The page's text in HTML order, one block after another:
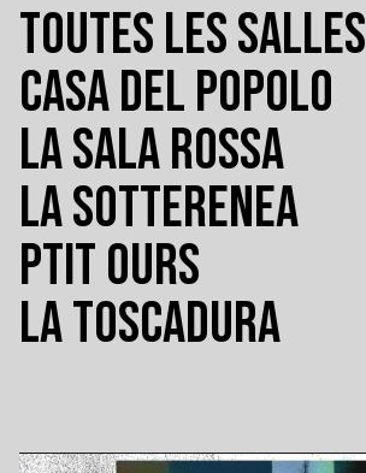
TOUTES LES SALLES
CASA DEL POPOLO
LA SALA ROSSA
LA SOTTERENEA
PTIT OURS
LA TOSCADURA